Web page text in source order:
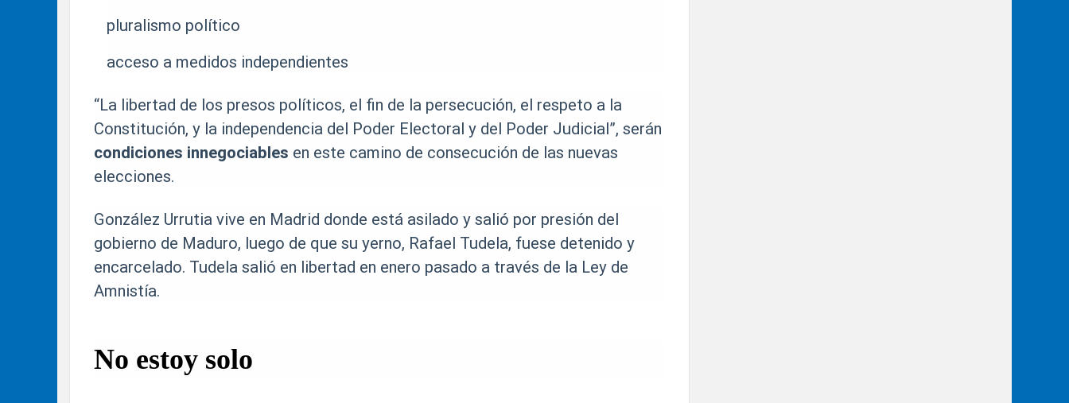
pluralismo político
acceso a medidos independientes
“La libertad de los presos políticos, el fin de la persecución, el respeto a la
Constitución, y la independencia del Poder Electoral y del Poder Judicial”, serán
condiciones innegociables en este camino de consecución de las nuevas
elecciones.
González Urrutia vive en Madrid donde está asilado y salió por presión del
gobierno de Maduro, luego de que su yerno, Rafael Tudela, fuese detenido y
encarcelado. Tudela salió en libertad en enero pasado a través de la Ley de
Amnistía.
No estoy solo